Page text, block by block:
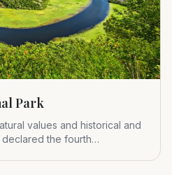
Park
values and historical and
the fourth